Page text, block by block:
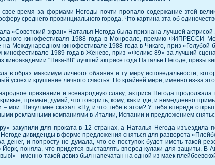
время за формами Негоды почти пропало содержание этой
среднего провинциального города. Что картина эта об
«Советский экран» Наталья Негода была признана лучшей
кинофестиваля 1988 года в Монреале, премию ФИПРЕССИ
на Международном кинофестивале 1988 года в Чикаго, приз
кинофестивале 1989 года в Женеве, приз «Феликс-89» за лучший
киноакадемии "Ника-88" лучшей актрисе года Наталье Негоде,
в образ максимум личного обаяния и ту меру исповедальности,
успех и крушение личного счастья. По крайней мере, именно из-за
признание и всенародную славу, актриса Негода
прямые, думай, что говорить, кому, как и где, и немедленно
– мои. Пичул мне сказал: «Ну, и что тебе в этом? У тебя впереди
рекламными компаниями в Италии, Испании и предложением
закупили для проката в 12 странах, а Наталья Негода
дивиденды в форме предложения сняться для разворота
денег, и попросту не думала, что ее поступок будет иметь такой
поняла, что придется выставлять вперед кулаки для защиты. В
- именно такой девиз был напечатан на одной из маек